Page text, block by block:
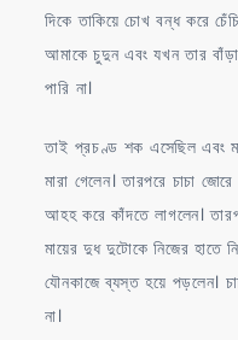
দিকে তাকিয়ে চোখ বন্ধ করে
আমাকে চুদুন এবং যখন তার
পারি না।
তাই প্রচণ্ড শক এসেছিল
মারা গেলেন। তারপরে চাচা
আহহ করে কাঁদতে লাগলেন।
মায়ের দুধ দুটোকে নিজের হাতে
যৌনকাজে ব্যস্ত হয়ে পড়লেন।
না।